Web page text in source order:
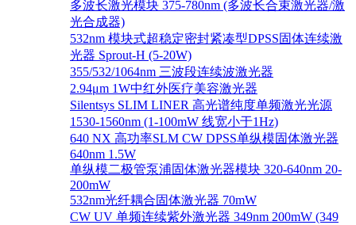
多波长激光模块 375-780nm (多波长合束激光器/激
光合成器)
532nm 模块式超稳定密封紧凑型DPSS固体连续激
光器 Sprout-H (5-20W)
355/532/1064nm 三波段连续波激光器
2.94μm 1W中红外医疗美容激光器
Silentsys SLIM LINER 高光谱纯度单频激光光源
1530-1560nm (1-100mW 线宽小于1Hz)
640 NX 高功率SLM CW DPSS单纵模固体激光器
640nm 1.5W
单纵模二极管泵浦固体激光器模块 320-640nm 20-
200mW
532nm光纤耦合固体激光器 70mW
CW UV 单频连续紫外激光器 349nm 200mW (349